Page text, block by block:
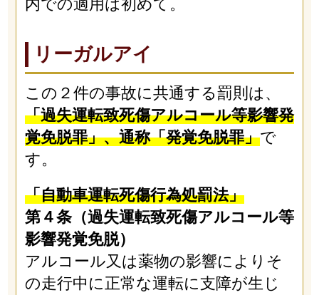
内での適用は初めて。
リーガルアイ
この２件の事故に共通する罰則は、
「過失運転致死傷アルコール等影響発
覚免脱罪」、通称「発覚免脱罪」で
す。
「自動車運転死傷行為処罰法」
第４条（過失運転致死傷アルコール等
影響発覚免脱）
アルコール又は薬物の影響によりそ
の走行中に正常な運転に支障が生じ